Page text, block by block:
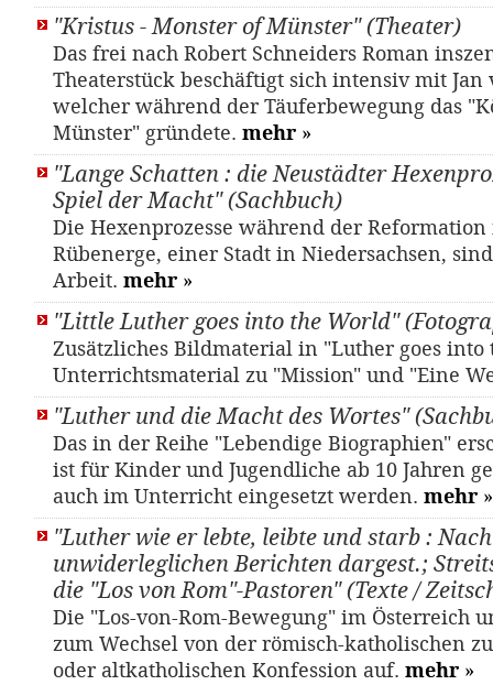
"Kristus - Monster of Münster" (Theater)
Das frei nach Robert Schneiders Roman
Theaterstück beschäftigt sich intensiv mit Jan
welcher während der Täuferbewegung das
Münster" gründete. mehr »
"Lange Schatten : die Neustädter
Spiel der Macht" (Sachbuch)
Die Hexenprozesse während der
Rübenerge, einer Stadt in Niedersachsen,
Arbeit. mehr »
"Little Luther goes into the World"
Zusätzliches Bildmaterial in "Luther goes into
Unterrichtsmaterial zu "Mission" und "Eine
"Luther und die Macht des Wortes"
Das in der Reihe "Lebendige Biographien"
ist für Kinder und Jugendliche ab 10 Jahren
auch im Unterricht eingesetzt werden. mehr »
"Luther wie er lebte, leibte und starb : Nach
unwiderleglichen Berichten dargest.;
die "Los von Rom"-Pastoren" (Texte /
Die "Los-von-Rom-Bewegung" im Österreich
zum Wechsel von der römisch-katholischen
oder altkatholischen Konfession auf. mehr »